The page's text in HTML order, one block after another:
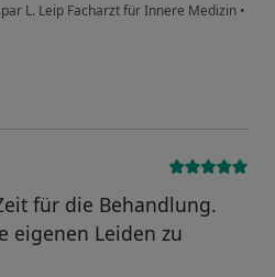
L. Leip Facharzt für Innere Medizin •
für die Behandlung.
eigenen Leiden zu